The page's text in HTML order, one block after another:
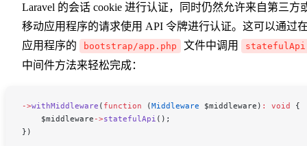
Laravel 的会话 cookie 进行认证，同时仍然允许来自第三方
移动应用程序的请求使用 API 令牌进行认证。这可以通过
应用程序的
bootstrap/app.php 文件中调用 statefulApi
中间件方法来轻松完成：
->withMiddleware ( function (Middleware $middleware ) : void {
    $middleware
->statefulApi ();
})